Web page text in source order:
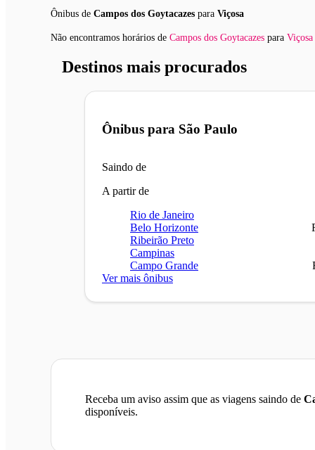
Ônibus de Campos dos Goytacazes para Viçosa
Não encontramos horários de Campos dos Goytacazes para Viçosa
Destinos mais procurados
Ônibus para São Paulo
Saindo de
A partir de
Rio de Janeiro
Belo Horizonte
Ribeirão Preto
Campinas
Campo Grande
Ver mais ônibus
Receba um aviso assim que as viagens saindo de
disponíveis.